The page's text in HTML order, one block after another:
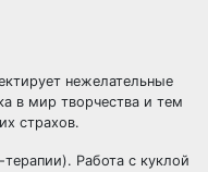
нежелательные
в мир творчества и тем
страхов.
терапии). Работа с куклой